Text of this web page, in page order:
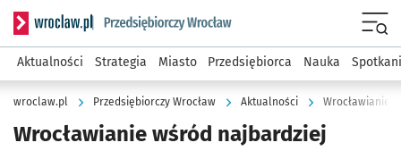
Serwis informacyjny wroclaw.pl podserwis: Strategia
Aktualności Strategia Miasto Przedsiębiorca Nauka
wroclaw.pl Przedsiębiorczy Wrocław Aktualności Wrocławianie
Wrocławianie wśród najbardziej